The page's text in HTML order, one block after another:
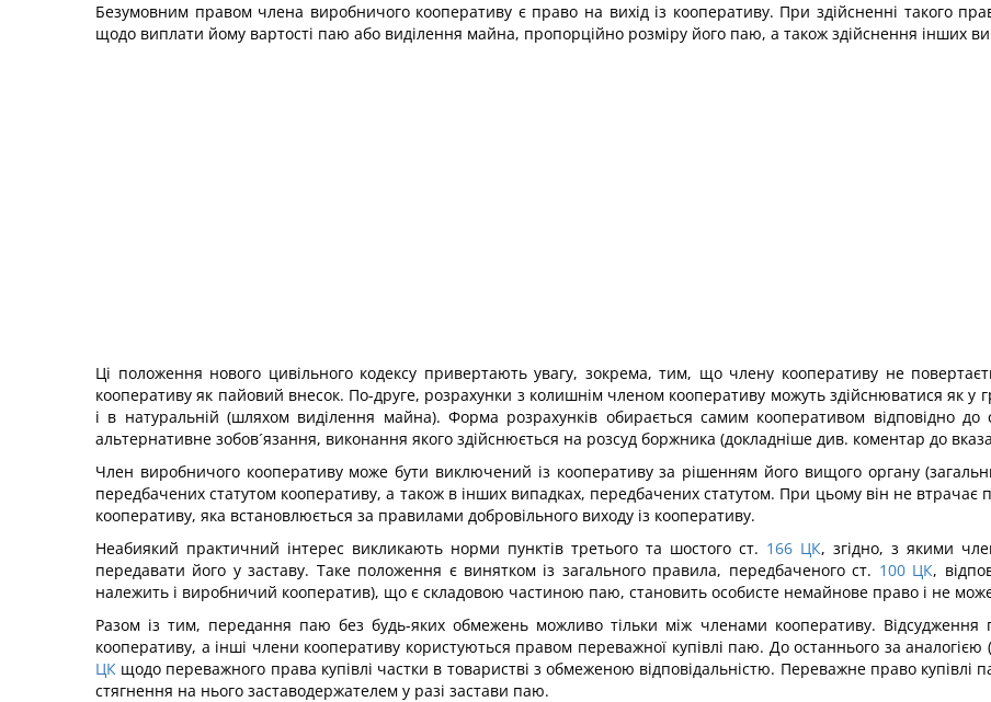
Безумовним правом члена виробничого кооперативу є право на вихід із кооперативу. При здійсненні такого
щодо виплати йому вартості паю або виділення майна, пропорційно розміру його паю, а також здійснення інших
Ці положення нового цивільного кодексу привертають увагу, зокрема, тим, що члену кооперативу не
кооперативу як пайовий внесок. По-друге, розрахунки з колишнім членом кооперативу можуть здійснюватися як у
і в натуральній (шляхом виділення майна). Форма розрахунків обирається самим кооперативом відповідно до
альтернативне зобов´язання, виконання якого здійснюється на розсуд боржника (докладніше див. коментар до
Член виробничого кооперативу може бути виключений із кооперативу за рішенням його вищого органу
передбачених статутом кооперативу, а також в інших випадках, передбачених статутом. При цьому він не
кооперативу, яка встановлюється за правилами добровільного виходу із кооперативу.
Неабиякий практичний інтерес викликають норми пунктів третього та шостого ст. 166 ЦК, згідно, з якими
передавати його у заставу. Таке положення є винятком із загального правила, передбаченого ст. 100 ЦК,
належить і виробничий кооператив), що є складовою частиною паю, становить особисте немайнове право і не
Разом із тим, передання паю без будь-яких обмежень можливо тільки між членами кооперативу.
кооперативу, а інші члени кооперативу користуються правом переважної купівлі паю. До останнього за аналогією
ЦК щодо переважного права купівлі частки в товаристві з обмеженою відповідальністю. Переважне право
стягнення на нього заставодержателем у разі застави паю.